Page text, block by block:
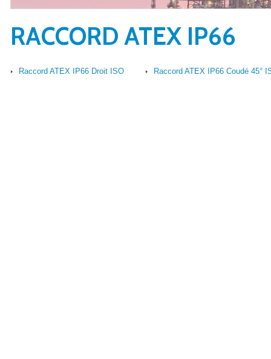
RACCORD ATEX IP66
Raccord ATEX IP66 Droit ISO Raccord ATEX IP66 Coudé 45°